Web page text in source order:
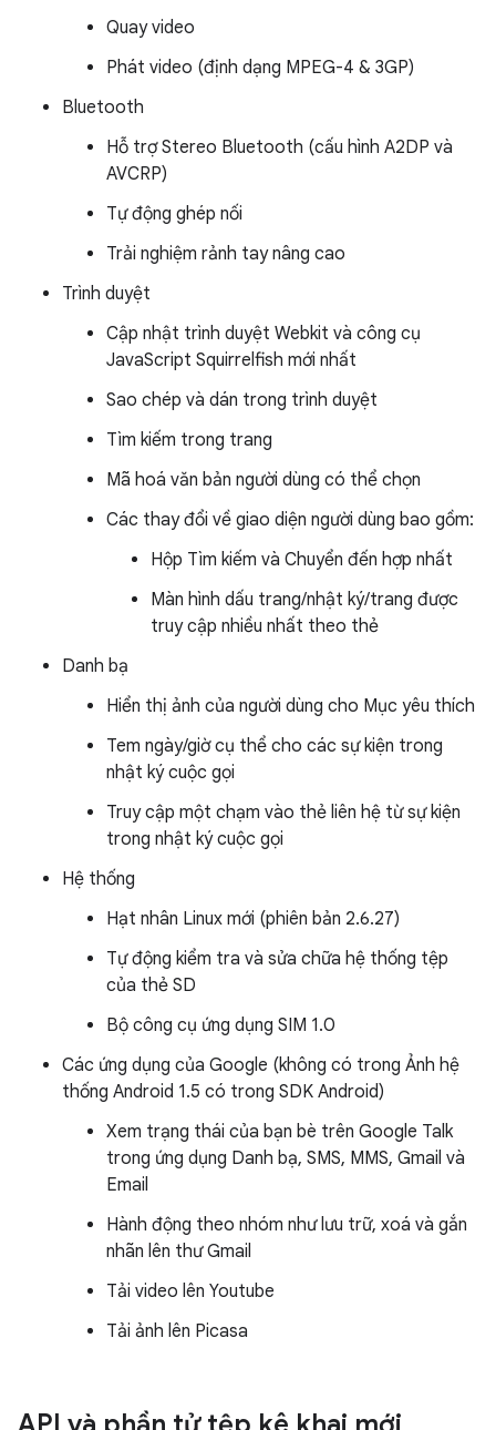
Quay video
Phát video (định dạng MPEG-4 & 3GP)
Bluetooth
Hỗ trợ Stereo Bluetooth (cấu hình A2DP và
AVCRP)
Tự động ghép nối
Trải nghiệm rảnh tay nâng cao
Trình duyệt
Cập nhật trình duyệt Webkit và công cụ
JavaScript Squirrelfish mới nhất
Sao chép và dán trong trình duyệt
Tìm kiếm trong trang
Mã hoá văn bản người dùng có thể chọn
Các thay đổi về giao diện người dùng bao gồm:
Hộp Tìm kiếm và Chuyển đến hợp nhất
Màn hình dấu trang/nhật ký/trang được
truy cập nhiều nhất theo thẻ
Danh bạ
Hiển thị ảnh của người dùng cho Mục yêu thích
Tem ngày/giờ cụ thể cho các sự kiện trong
nhật ký cuộc gọi
Truy cập một chạm vào thẻ liên hệ từ sự kiện
trong nhật ký cuộc gọi
Hệ thống
Hạt nhân Linux mới (phiên bản 2.6.27)
Tự động kiểm tra và sửa chữa hệ thống tệp
của thẻ SD
Bộ công cụ ứng dụng SIM 1.0
Các ứng dụng của Google (không có trong Ảnh hệ
thống Android 1.5 có trong SDK Android)
Xem trạng thái của bạn bè trên Google Talk
trong ứng dụng Danh bạ, SMS, MMS, Gmail và
Email
Hành động theo nhóm như lưu trữ, xoá và gắn
nhãn lên thư Gmail
Tải video lên Youtube
Tải ảnh lên Picasa